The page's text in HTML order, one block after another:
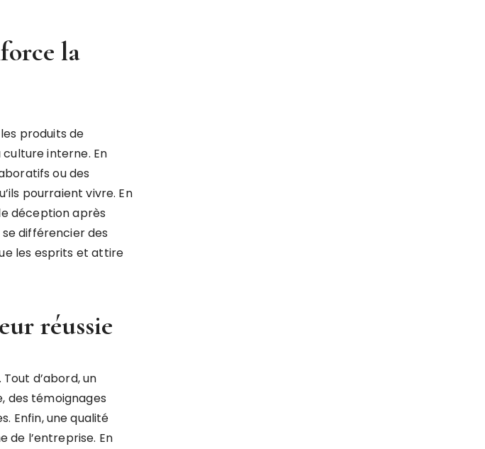
la
produits de
interne. En
ou des
pourraient vivre. En
déception après
différencier des
les esprits et attire
réussie
d’abord, un
des témoignages
Enfin, une qualité
de l’entreprise. En